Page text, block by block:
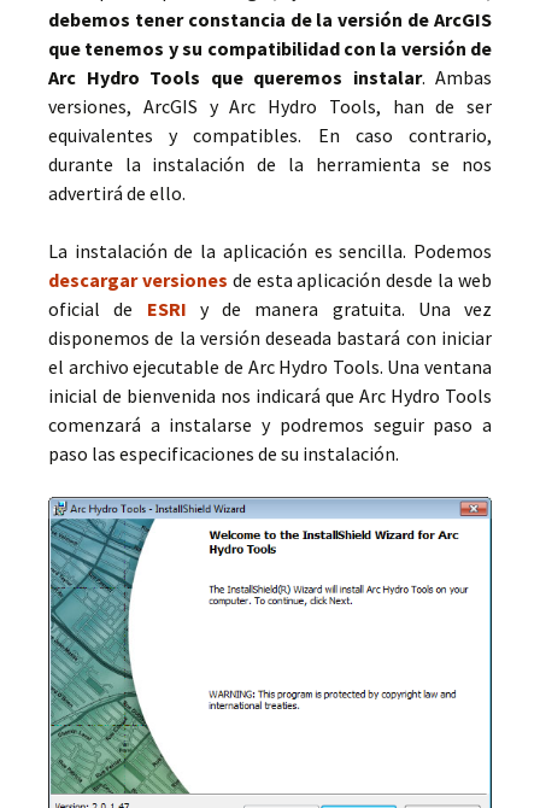
debemos tener constancia de la versión de ArcGIS
que tenemos y su compatibilidad con la versión de
Arc Hydro Tools que queremos instalar. Ambas
versiones, ArcGIS y Arc Hydro Tools, han de ser
equivalentes y compatibles. En caso contrario,
durante la instalación de la herramienta se nos
advertirá de ello.
La instalación de la aplicación es sencilla. Podemos
descargar versiones de esta aplicación desde la web
oficial de ESRI y de manera gratuita. Una vez
disponemos de la versión deseada bastará con iniciar
el archivo ejecutable de Arc Hydro Tools. Una ventana
inicial de bienvenida nos indicará que Arc Hydro Tools
comenzará a instalarse y podremos seguir paso a
paso las especificaciones de su instalación.